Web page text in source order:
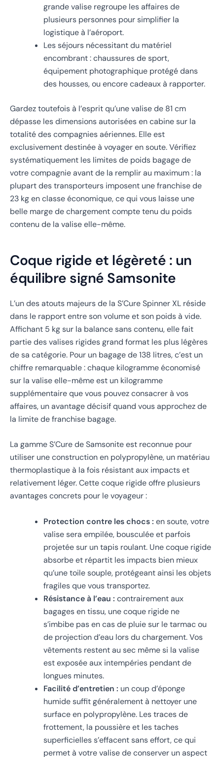
grande valise regroupe les affaires de
plusieurs personnes pour simplifier la
logistique à l’aéroport.
Les séjours nécessitant du matériel
encombrant : chaussures de sport,
équipement photographique protégé dans
des housses, ou encore cadeaux à rapporter.
Gardez toutefois à l’esprit qu’une valise de 81 cm
dépasse les dimensions autorisées en cabine sur la
totalité des compagnies aériennes. Elle est
exclusivement destinée à voyager en soute. Vérifiez
systématiquement les limites de poids bagage de
votre compagnie avant de la remplir au maximum : la
plupart des transporteurs imposent une franchise de
23 kg en classe économique, ce qui vous laisse une
belle marge de chargement compte tenu du poids
contenu de la valise elle-même.
Coque rigide et légèreté : un
équilibre signé Samsonite
L’un des atouts majeurs de la S’Cure Spinner XL réside
dans le rapport entre son volume et son poids à vide.
Affichant 5 kg sur la balance sans contenu, elle fait
partie des valises rigides grand format les plus légères
de sa catégorie. Pour un bagage de 138 litres, c’est un
chiffre remarquable : chaque kilogramme économisé
sur la valise elle-même est un kilogramme
supplémentaire que vous pouvez consacrer à vos
affaires, un avantage décisif quand vous approchez de
la limite de franchise bagage.
La gamme S’Cure de Samsonite est reconnue pour
utiliser une construction en polypropylène, un matériau
thermoplastique à la fois résistant aux impacts et
relativement léger. Cette coque rigide offre plusieurs
avantages concrets pour le voyageur :
Protection contre les chocs : en soute, votre
valise sera empilée, bousculée et parfois
projetée sur un tapis roulant. Une coque rigide
absorbe et répartit les impacts bien mieux
qu’une toile souple, protégeant ainsi les objets
fragiles que vous transportez.
Résistance à l’eau : contrairement aux
bagages en tissu, une coque rigide ne
s’imbibe pas en cas de pluie sur le tarmac ou
de projection d’eau lors du chargement. Vos
vêtements restent au sec même si la valise
est exposée aux intempéries pendant de
longues minutes.
Facilité d’entretien : un coup d’éponge
humide suffit généralement à nettoyer une
surface en polypropylène. Les traces de
frottement, la poussière et les taches
superficielles s’effacent sans effort, ce qui
permet à votre valise de conserver un aspect